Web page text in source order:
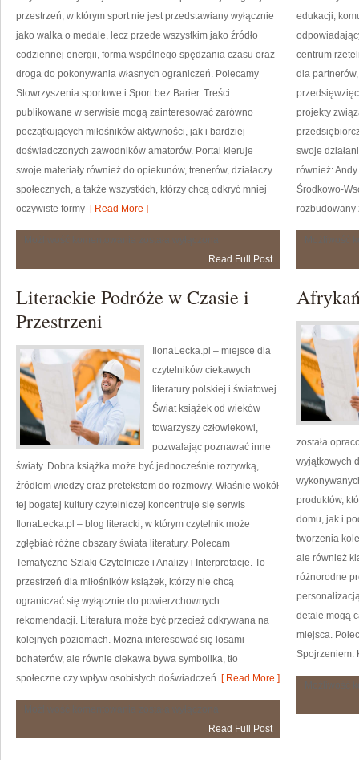
przestrzeń, w którym sport nie jest przedstawiany wyłącznie
jako walka o medale, lecz przede wszystkim jako źródło
codziennej energii, forma wspólnego spędzania czasu oraz
droga do pokonywania własnych ograniczeń. Polecamy
Stowrzyszenia sportowe i Sport bez Barier. Treści
publikowane w serwisie mogą zainteresować zarówno
początkujących miłośników aktywności, jak i bardziej
doświadczonych zawodników amatorów. Portal kieruje
swoje materiały również do opiekunów, trenerów, działaczy
społecznych, a także wszystkich, którzy chcą odkryć mniej
oczywiste formy [ Read More ]
Read Full Post
edukacji,
centrum
dla
projekty
swoje
również:
Środkowo-
rozbudowany
Literackie Podróże w Czasie i
Przestrzeni
IlonaLecka.pl – miejsce dla
czytelników ciekawych
literatury polskiej i światowej
Świat książek od wieków
towarzyszy człowiekowi,
pozwalając poznawać inne
światy. Dobra książka może być jednocześnie rozrywką,
źródłem wiedzy oraz pretekstem do rozmowy. Właśnie wokół
tej bogatej kultury czytelniczej koncentruje się serwis
IlonaLecka.pl – blog literacki, w którym czytelnik może
zgłębiać różne obszary świata literatury. Polecam
Tematyczne Szlaki Czytelnicze i Analizy i Interpretacje. To
przestrzeń dla miłośników książek, którzy nie chcą
ograniczać się wyłącznie do powierzchownych
rekomendacji. Literatura może być przecież odkrywana na
kolejnych poziomach. Można interesować się losami
bohaterów, ale równie ciekawa bywa symbolika, tło
społeczne czy wpływ osobistych doświadczeń [ Read More ]
Read Full Post
została
wyjątkowych
produktów,
domu, jak i
tworzenia
ale również
różnorodne
detale mogą
miejsca.
Spojrzeniem.